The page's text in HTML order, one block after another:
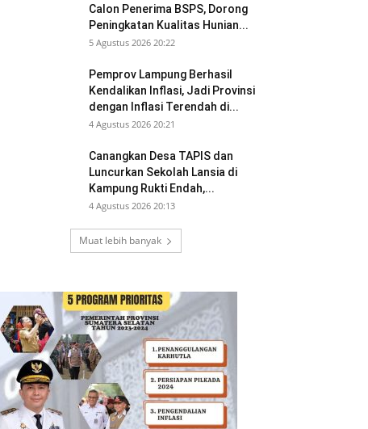
Calon Penerima BSPS, Dorong
Peningkatan Kualitas Hunian...
5 Agustus 2026 20:22
Pemprov Lampung Berhasil
Kendalikan Inflasi, Jadi Provinsi
dengan Inflasi Terendah di...
4 Agustus 2026 20:21
Canangkan Desa TAPIS dan
Luncurkan Sekolah Lansia di
Kampung Rukti Endah,...
4 Agustus 2026 20:13
Muat lebih banyak